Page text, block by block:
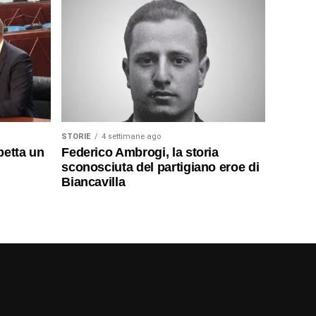
un
STORIE 4 settimane ago
Federico Ambrogi, la storia
sconosciuta del partigiano eroe di
Biancavilla